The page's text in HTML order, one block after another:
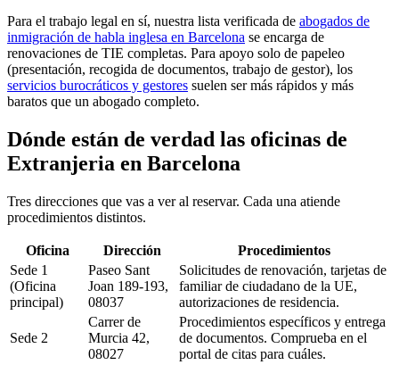
Para el trabajo legal en sí, nuestra lista verificada de abogados de
inmigración de habla inglesa en Barcelona se encarga de
renovaciones de TIE completas. Para apoyo solo de papeleo
(presentación, recogida de documentos, trabajo de gestor), los
servicios burocráticos y gestores suelen ser más rápidos y más
baratos que un abogado completo.
Dónde están de verdad las oficinas de
Extranjeria en Barcelona
Tres direcciones que vas a ver al reservar. Cada una atiende
procedimientos distintos.
Oficina Dirección
Procedimientos
Sede 1
(Oficina
principal)
Paseo Sant
Joan 189-193,
08037
Solicitudes de renovación, tarjetas de
familiar de ciudadano de la UE,
autorizaciones de residencia.
Sede 2
Carrer de
Murcia 42,
08027
Procedimientos específicos y entrega
de documentos. Comprueba en el
portal de citas para cuáles.